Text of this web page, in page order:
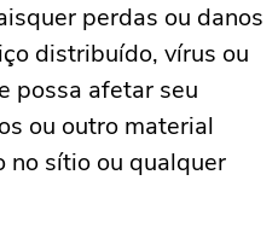
perdas ou danos
distribuído, vírus ou
possa afetar seu
ou outro material
no sítio ou qualquer